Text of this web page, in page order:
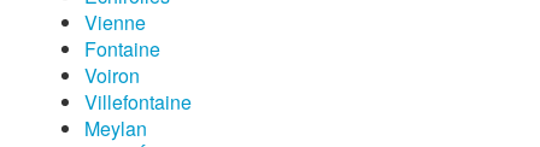
Vienne
Fontaine
Voiron
Villefontaine
Meylan